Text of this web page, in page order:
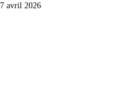
7 avril 2026